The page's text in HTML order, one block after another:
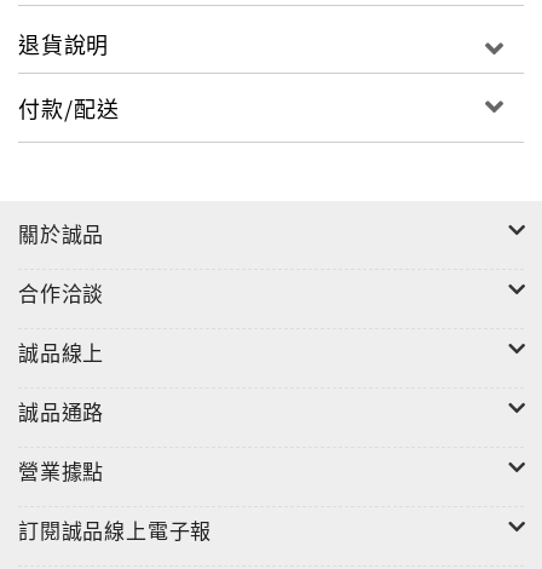
今已超越台積電，成為全球市值第六大公司；後續還有
當人們爭相將資金投入這幾家巨頭，其他項目能分到的
這個衝擊將逐漸顯現。由於排擠效應，歐洲的IPO市
場，將因此資金不足；那些尚在成長的新創企業，恐也
將面臨資金斷炊。
它甚至還影響到國家層面。印度因為在這波熱潮中沾不
近來受惠於AI浪潮的東亞經濟體，也無法倖免。日圓對
創十七年新低。身為AI供應鏈核心之一的台灣，今年以
學術上有一個「 馬太效應」，出自《聖經》的《馬太福
退貨說明
付款/配送
關於誠品
合作洽談
誠品線上
誠品通路
營業據點
訂閱誠品線上電子報